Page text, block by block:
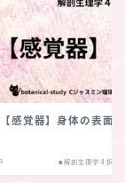
感覚器】身体の表面
■解剖生理学４択ク